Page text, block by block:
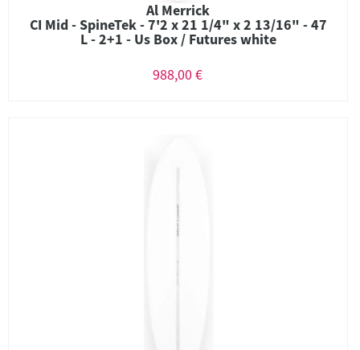
Al Merrick
CI Mid - SpineTek - 7'2 x 21 1/4" x 2 13/16" - 47
L - 2+1 - Us Box / Futures white
988,00 €